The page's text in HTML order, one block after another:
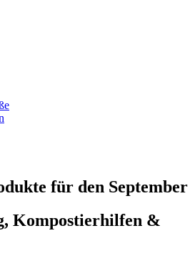
für den September
Kompostierhilfen &